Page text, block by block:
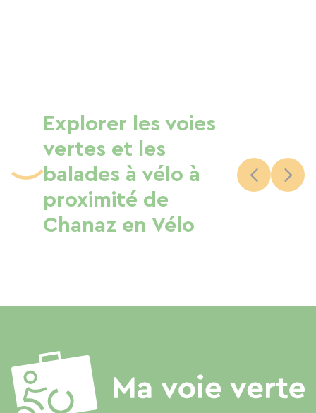
Explorer les voies
vertes et les
balades à vélo à
proximité de
Chanaz en Vélo